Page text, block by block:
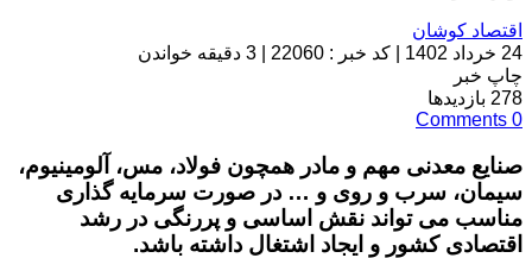
اقتصاد کوشان
24 خرداد 1402
کد خبر : 22060
3 دقیقه خواندن
چاپ خبر
278 بازدیدها
0
Comments
صنایع معدنی مهم و مادر همچون فولاد، مس، آلومینیوم،
سیمان، سرب و روی و … در صورت سرمایه گذاری
مناسب می تواند نقش اساسی و پررنگی در رشد
اقتصادی کشور و ایجاد اشتغال داشته باشد.